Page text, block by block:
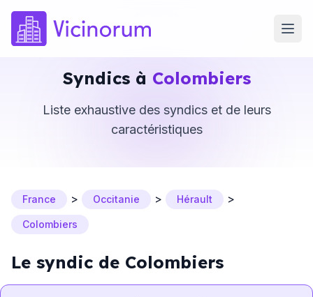
Syndics à Colombiers
Liste exhaustive des syndics et de leurs
caractéristiques
France > Occitanie > Hérault >
Colombiers
Le syndic de Colombiers